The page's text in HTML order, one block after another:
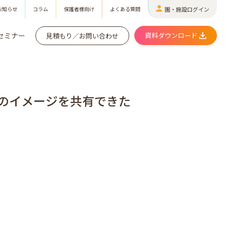
知らせ コラム 保護者様向け よくある質問 園・施設ログイン
ミナー 見積もり／お問い合わせ 資料ダウンロード
イメージを共有できた